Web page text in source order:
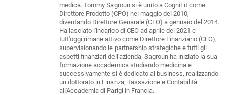
medica. Tommy Sagroun si è unito a CogniFit come
Direttore Prodotto (CPO) nel maggio del 2010,
diventando Direttore Genarale (CEO) a gennaio del 2014.
Ha lasciato l'incarico di CEO ad aprile del 2021 e
tutt'oggi rimane attivo come Direttore Finanziario (CFO),
supervisionando le partnership strategiche e tutti gli
aspetti finanziari dell'azienda. Sagroun ha iniziato la sua
formazione accademica studiando medicina e
successivamente si è dedicato al business, realizzando
un dottorato in Finanza, Tassazione e Contabilità
all'Accademia di Parigi in Francia.